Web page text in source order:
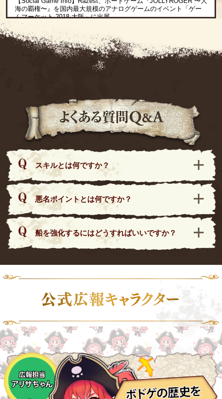
海の覇権〜』を国内最大規模のアナログゲームのイベント「ゲー
ムマーケット 2018 大阪」に出展
2018/03/27
【Gamer】Webゲーム「JOLLY ROGER」がボードゲームになっ
た！「JOLLY ROGER ～大海の覇権～」がイベント「ゲームマー
ケット 2018 大阪」に出展決定
ボードゲームになって新発売！！
スキルとは何ですか？
悪名ポイントとは何ですか？
船を強化するにはどうすればいいですか？